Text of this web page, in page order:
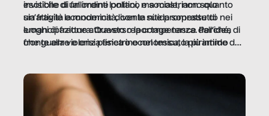
invisibile di un ordine politico e sociale, non solo
un’attività economica: diventa nitida soprattutto nei
luoghi di frattura. Questo reportage nasce dall’idea
che guerre e crisi penetrino nel tessuto più intimo
esotiche di fallimenti lontani, ma mostriamo quanto
sia fragile la modernità, con le sue promesse di
emancipazione attraverso la competenza. Perché, di
fronte alla violenza fisica o economica, la piramide del